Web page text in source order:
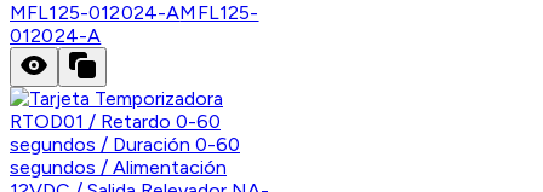
MFL125-012024-AMFL125-
012024-A